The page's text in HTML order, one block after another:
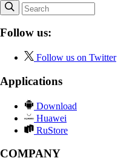
Follow us:
Follow us on Twitter
Applications
Download
Huawei
RuStore
COMPANY